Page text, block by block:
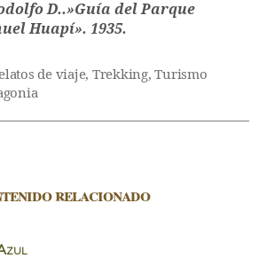
D..»Guía del Parque
Huapí». 1935.
de viaje, Trekking,Turismo
relacionado